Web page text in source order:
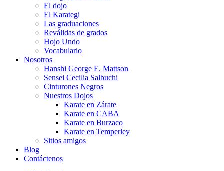
El dojo
El Karategi
Las graduaciones
Reválidas de grados
Hojo Undo
Vocabulario
Nosotros
Hanshi George E. Mattson
Sensei Cecilia Salbuchi
Cinturones Negros
Nuestros Dojos
Karate en Zárate
Karate en CABA
Karate en Burzaco
Karate en Temperley
Sitios amigos
Blog
Contáctenos